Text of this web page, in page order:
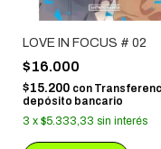
LOVE IN FOCUS # 02
$16.000
$15.200 con
depósito bancario
3 x $5.333,33 sin interés